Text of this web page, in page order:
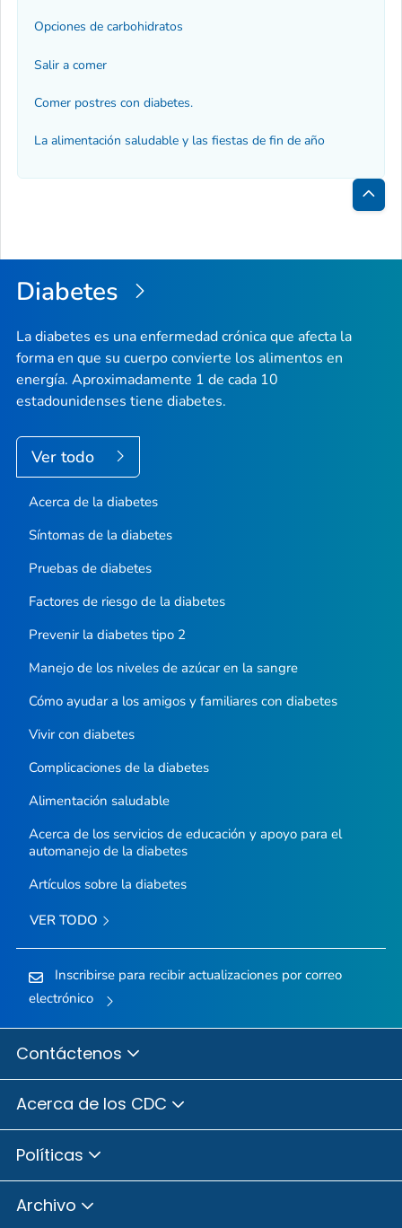
Opciones de carbohidratos
Salir a comer
Comer postres con diabetes.
La alimentación saludable y las fiestas de fin de año
la
Diabetes
La diabetes es una enfermedad crónica que afecta la
forma en que su cuerpo convierte los alimentos en
energía. Aproximadamente 1 de cada 10
estadounidenses tiene diabetes.
Ver todo
Acerca de la diabetes
Síntomas de la diabetes
Pruebas de diabetes
Factores de riesgo de la diabetes
Prevenir la diabetes tipo 2
Manejo de los niveles de azúcar en la sangre
Cómo ayudar a los amigos y familiares con diabetes
Vivir con diabetes
Complicaciones de la diabetes
Alimentación saludable
Acerca de los servicios de educación y apoyo para el
automanejo de la diabetes
Artículos sobre la diabetes
VER TODO
Inscribirse para recibir actualizaciones por correo
electrónico
Contáctenos
Acerca de los CDC
Políticas
Archivo